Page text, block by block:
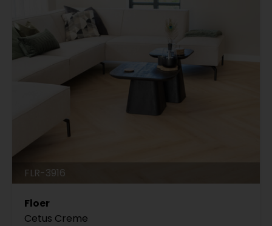
FLR-3916
Floer
Cetus Creme